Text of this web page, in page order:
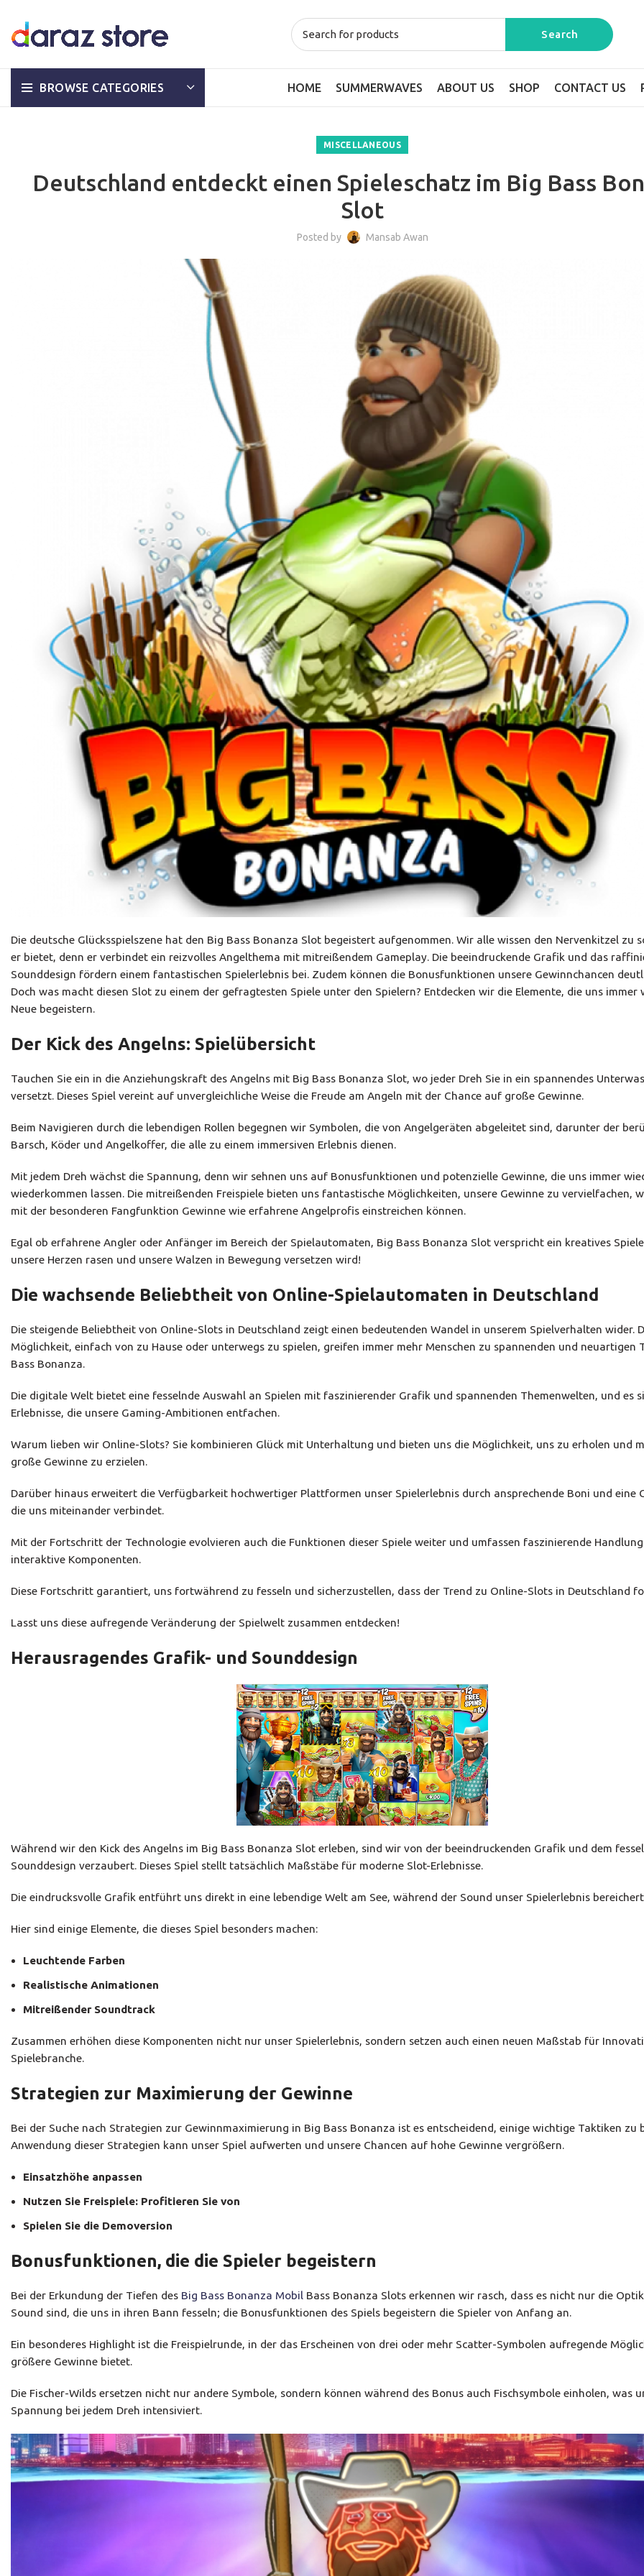
BROWSE CATEGORIES HOME SUMMERWAVES ABOUT US SHOP CONTACT US
MISCELLANEOUS
Deutschland entdeckt einen Spieleschatz im Big Bass
Slot
Posted by Mansab Awan
Die deutsche Glücksspielszene hat den Big Bass Bonanza Slot begeistert aufgenommen. Wir alle wissen den Nervenkitzel zu
er bietet, denn er verbindet ein reizvolles Angelthema mit mitreißendem Gameplay. Die beeindruckende Grafik und das
Sounddesign fördern einem fantastischen Spielerlebnis bei. Zudem können die Bonusfunktionen unsere Gewinnchancen
Doch was macht diesen Slot zu einem der gefragtesten Spiele unter den Spielern? Entdecken wir die Elemente, die uns immer
Neue begeistern.
Der Kick des Angelns: Spielübersicht
Tauchen Sie ein in die Anziehungskraft des Angelns mit Big Bass Bonanza Slot, wo jeder Dreh Sie in ein spannendes
versetzt. Dieses Spiel vereint auf unvergleichliche Weise die Freude am Angeln mit der Chance auf große Gewinne.
Beim Navigieren durch die lebendigen Rollen begegnen wir Symbolen, die von Angelgeräten abgeleitet sind, darunter der
Barsch, Köder und Angelkoffer, die alle zu einem immersiven Erlebnis dienen.
Mit jedem Dreh wächst die Spannung, denn wir sehnen uns auf Bonusfunktionen und potenzielle Gewinne, die uns immer
wiederkommen lassen. Die mitreißenden Freispiele bieten uns fantastische Möglichkeiten, unsere Gewinne zu vervielfachen,
mit der besonderen Fangfunktion Gewinne wie erfahrene Angelprofis einstreichen können.
Egal ob erfahrene Angler oder Anfänger im Bereich der Spielautomaten, Big Bass Bonanza Slot verspricht ein kreatives
unsere Herzen rasen und unsere Walzen in Bewegung versetzen wird!
Die wachsende Beliebtheit von Online-Spielautomaten in Deutschland
Die steigende Beliebtheit von Online-Slots in Deutschland zeigt einen bedeutenden Wandel in unserem Spielverhalten wider.
Möglichkeit, einfach von zu Hause oder unterwegs zu spielen, greifen immer mehr Menschen zu spannenden und neuartigen
Bass Bonanza.
Die digitale Welt bietet eine fesselnde Auswahl an Spielen mit faszinierender Grafik und spannenden Themenwelten, und es
Erlebnisse, die unsere Gaming-Ambitionen entfachen.
Warum lieben wir Online-Slots? Sie kombinieren Glück mit Unterhaltung und bieten uns die Möglichkeit, uns zu erholen und
große Gewinne zu erzielen.
Darüber hinaus erweitert die Verfügbarkeit hochwertiger Plattformen unser Spielerlebnis durch ansprechende Boni und eine
die uns miteinander verbindet.
Mit der Fortschritt der Technologie evolvieren auch die Funktionen dieser Spiele weiter und umfassen faszinierende
interaktive Komponenten.
Diese Fortschritt garantiert, uns fortwährend zu fesseln und sicherzustellen, dass der Trend zu Online-Slots in Deutschland
Lasst uns diese aufregende Veränderung der Spielwelt zusammen entdecken!
Herausragendes Grafik- und Sounddesign
Während wir den Kick des Angelns im Big Bass Bonanza Slot erleben, sind wir von der beeindruckenden Grafik und dem
Sounddesign verzaubert. Dieses Spiel stellt tatsächlich Maßstäbe für moderne Slot-Erlebnisse.
Die eindrucksvolle Grafik entführt uns direkt in eine lebendige Welt am See, während der Sound unser Spielerlebnis
Hier sind einige Elemente, die dieses Spiel besonders machen:
Leuchtende Farben
Realistische Animationen
Mitreißender Soundtrack
Zusammen erhöhen diese Komponenten nicht nur unser Spielerlebnis, sondern setzen auch einen neuen Maßstab für
Spielebranche.
Strategien zur Maximierung der Gewinne
Bei der Suche nach Strategien zur Gewinnmaximierung in Big Bass Bonanza ist es entscheidend, einige wichtige Taktiken zu
Anwendung dieser Strategien kann unser Spiel aufwerten und unsere Chancen auf hohe Gewinne vergrößern.
Einsatzhöhe anpassen
Nutzen Sie Freispiele: Profitieren Sie von
Spielen Sie die Demoversion
Bonusfunktionen, die die Spieler begeistern
Bei der Erkundung der Tiefen des Big Bass Bonanza Mobil Bass Bonanza Slots erkennen wir rasch, dass es nicht nur die
Sound sind, die uns in ihren Bann fesseln; die Bonusfunktionen des Spiels begeistern die Spieler von Anfang an.
Ein besonderes Highlight ist die Freispielrunde, in der das Erscheinen von drei oder mehr Scatter-Symbolen aufregende
größere Gewinne bietet.
Die Fischer-Wilds ersetzen nicht nur andere Symbole, sondern können während des Bonus auch Fischsymbole einholen, was
Spannung bei jedem Dreh intensiviert.